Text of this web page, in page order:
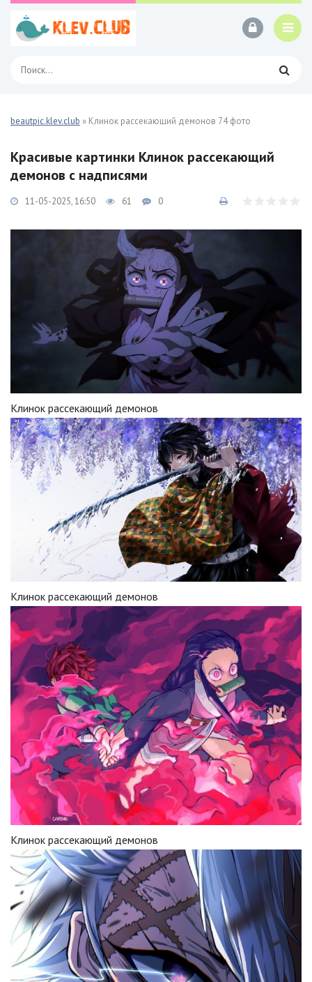
beautpic.klev.club » Клинок рассекающий демонов 74 фото
Красивые картинки Клинок рассекающий
демонов с надписями
11-05-2025, 16:50 61 0
Клинок рассекающий демонов
Клинок рассекающий демонов
Клинок рассекающий демонов